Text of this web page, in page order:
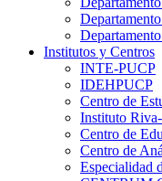
Institutos y Centros
INTE-PUCP
IDEHPUCP
Centro de
Instituto
Centro de
Centro de
Especialidad